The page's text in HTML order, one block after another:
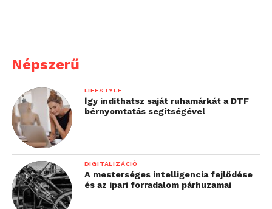
Népszerű
LIFESTYLE
Így indíthatsz saját ruhamárkát a DTF
bérnyomtatás segítségével
DIGITALIZÁCIÓ
A mesterséges intelligencia fejlődése
és az ipari forradalom párhuzamai